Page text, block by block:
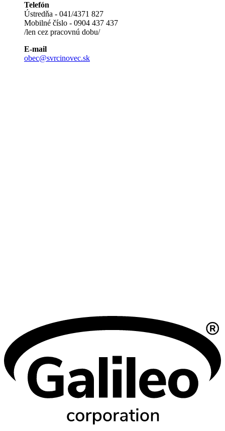
Telefón
Ústredňa - 041/4371 827
Mobilné číslo - 0904 437 437
/len cez pracovnú dobu/
E-mail
obec@svrcinovec.sk